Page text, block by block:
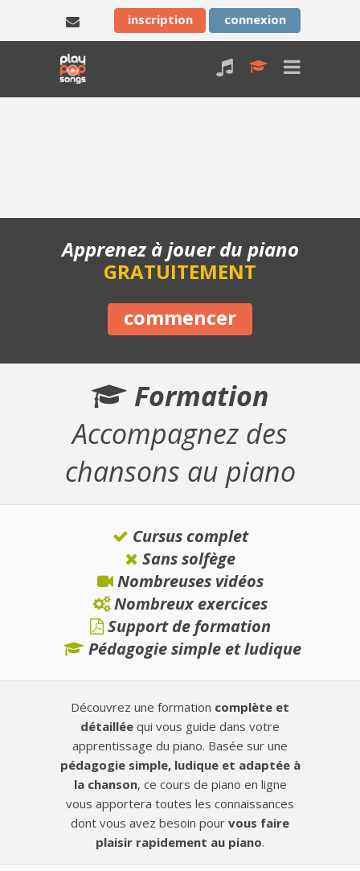
inscription connexion
Apprenez à jouer du piano
GRATUITEMENT
commencer
Formation
Accompagnez des
chansons au piano
Cursus complet
Sans solfège
Nombreuses vidéos
Nombreux exercices
Support de formation
Pédagogie simple et ludique
Découvrez une formation complète et
détaillée qui vous guide dans votre
apprentissage du piano. Basée sur une
pédagogie simple, ludique et adaptée à
la chanson, ce cours de piano en ligne
vous apportera toutes les connaissances
dont vous avez besoin pour vous faire
plaisir rapidement au piano.